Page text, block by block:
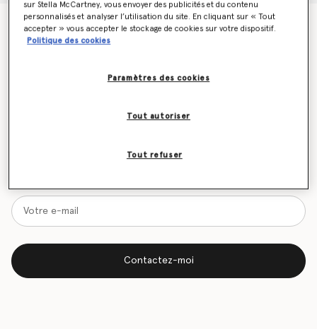
Sac en Alter Mat grainé avec rabat et clous format
moyen Frayme
Contactez-moi
sur Stella McCartney, vous envoyer des publicités et du contenu
personnalisés et analyser l’utilisation du site. En cliquant sur « Tout
accepter » vous accepter le stockage de cookies sur votre dispositif.
Politique des cookies
Paramètres des cookies
Tout refuser
Tout autoriser